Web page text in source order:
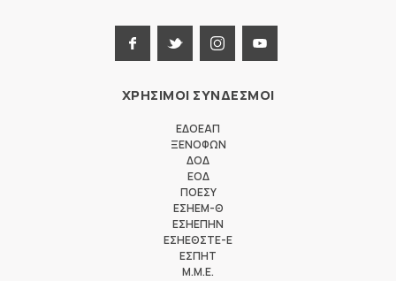
ΧΡΗΣΙΜΟΙ ΣΥΝΔΕΣΜΟΙ
ΕΔΟΕΑΠ
ΞΕΝΟΦΩΝ
ΔΟΔ
ΕΟΔ
ΠΟΕΣΥ
ΕΣΗΕΜ-Θ
ΕΣΗΕΠΗΝ
ΕΣΗΕΘΣΤΕ-Ε
ΕΣΠΗΤ
M.M.E.